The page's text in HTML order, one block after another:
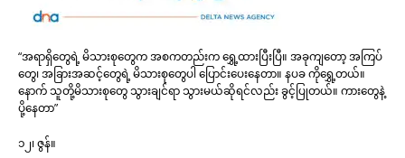
“အရာရှိတွေရဲ့ မိသားစုတွေက အစကတည်းက ရွှေ့ထားပြီးပြီ။ အခုကျတော့ အကြပ်
တွေ၊ အခြားအဆင့်တွေရဲ့ မိသားစုတွေပါ ပြောင်းပေးနေတာ။ နပခ ကိုရွှေ့တယ်။
နောက် သူတို့မိသားစုတွေ သွားချင်ရာ သွားမယ်ဆိုရင်လည်း ခွင့်ပြုတယ်။ ကားတွေနဲ့
ပို့နေတာ”
၁၂၊ ဇွန်။